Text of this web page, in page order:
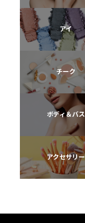
アイ
チーク
ボディ＆バス
アクセサリー